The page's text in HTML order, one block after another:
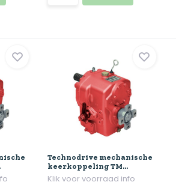
Technodrive mechanische
keerkoppeling TM...
Klik voor voorraad info